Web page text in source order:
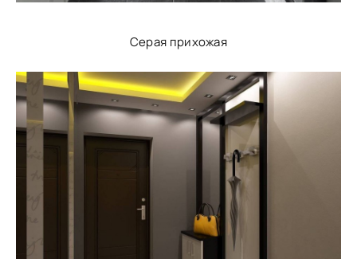
Серая прихожая